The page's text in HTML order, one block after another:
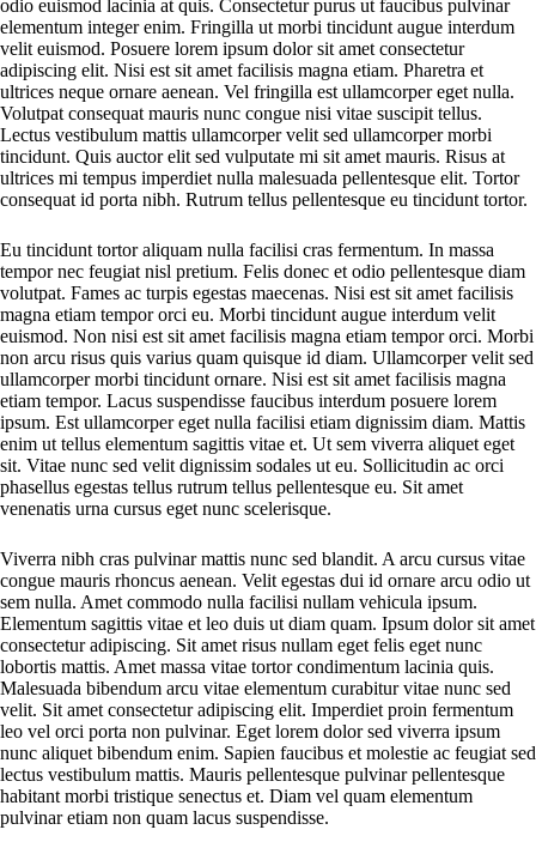
odio euismod lacinia at quis. Consectetur purus ut faucibus pulvinar
elementum integer enim. Fringilla ut morbi tincidunt augue interdum
velit euismod. Posuere lorem ipsum dolor sit amet consectetur
adipiscing elit. Nisi est sit amet facilisis magna etiam. Pharetra et
ultrices neque ornare aenean. Vel fringilla est ullamcorper eget nulla.
Volutpat consequat mauris nunc congue nisi vitae suscipit tellus.
Lectus vestibulum mattis ullamcorper velit sed ullamcorper morbi
tincidunt. Quis auctor elit sed vulputate mi sit amet mauris. Risus at
ultrices mi tempus imperdiet nulla malesuada pellentesque elit. Tortor
consequat id porta nibh. Rutrum tellus pellentesque eu tincidunt tortor.
Eu tincidunt tortor aliquam nulla facilisi cras fermentum. In massa
tempor nec feugiat nisl pretium. Felis donec et odio pellentesque diam
volutpat. Fames ac turpis egestas maecenas. Nisi est sit amet facilisis
magna etiam tempor orci eu. Morbi tincidunt augue interdum velit
euismod. Non nisi est sit amet facilisis magna etiam tempor orci. Morbi
non arcu risus quis varius quam quisque id diam. Ullamcorper velit sed
ullamcorper morbi tincidunt ornare. Nisi est sit amet facilisis magna
etiam tempor. Lacus suspendisse faucibus interdum posuere lorem
ipsum. Est ullamcorper eget nulla facilisi etiam dignissim diam. Mattis
enim ut tellus elementum sagittis vitae et. Ut sem viverra aliquet eget
sit. Vitae nunc sed velit dignissim sodales ut eu. Sollicitudin ac orci
phasellus egestas tellus rutrum tellus pellentesque eu. Sit amet
venenatis urna cursus eget nunc scelerisque.
Viverra nibh cras pulvinar mattis nunc sed blandit. A arcu cursus vitae
congue mauris rhoncus aenean. Velit egestas dui id ornare arcu odio ut
sem nulla. Amet commodo nulla facilisi nullam vehicula ipsum.
Elementum sagittis vitae et leo duis ut diam quam. Ipsum dolor sit amet
consectetur adipiscing. Sit amet risus nullam eget felis eget nunc
lobortis mattis. Amet massa vitae tortor condimentum lacinia quis.
Malesuada bibendum arcu vitae elementum curabitur vitae nunc sed
velit. Sit amet consectetur adipiscing elit. Imperdiet proin fermentum
leo vel orci porta non pulvinar. Eget lorem dolor sed viverra ipsum
nunc aliquet bibendum enim. Sapien faucibus et molestie ac feugiat sed
lectus vestibulum mattis. Mauris pellentesque pulvinar pellentesque
habitant morbi tristique senectus et. Diam vel quam elementum
pulvinar etiam non quam lacus suspendisse.